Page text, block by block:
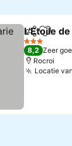
Delen
L'Etoile
3 Sterren
8,2 Zeer
Rocroi
Locatie